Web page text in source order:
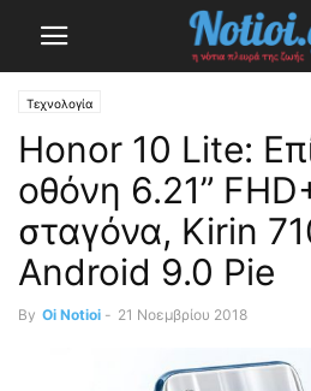
Τεχνολογία
Honor 10 Lite:
οθόνη 6.21”
σταγόνα, Kirin
Android 9.0 Pie
By Oi Notioi - 21 Νοεμβρίου 2018